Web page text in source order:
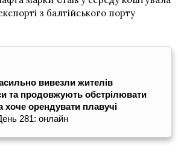
з балтійського порту
вивезли жителів
та продовжують обстрілювати
хоче орендувати плавучі
281: онлайн